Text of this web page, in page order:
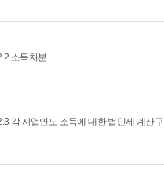
소득처분
각 사업연도 소득에 대한 법인세 계산구